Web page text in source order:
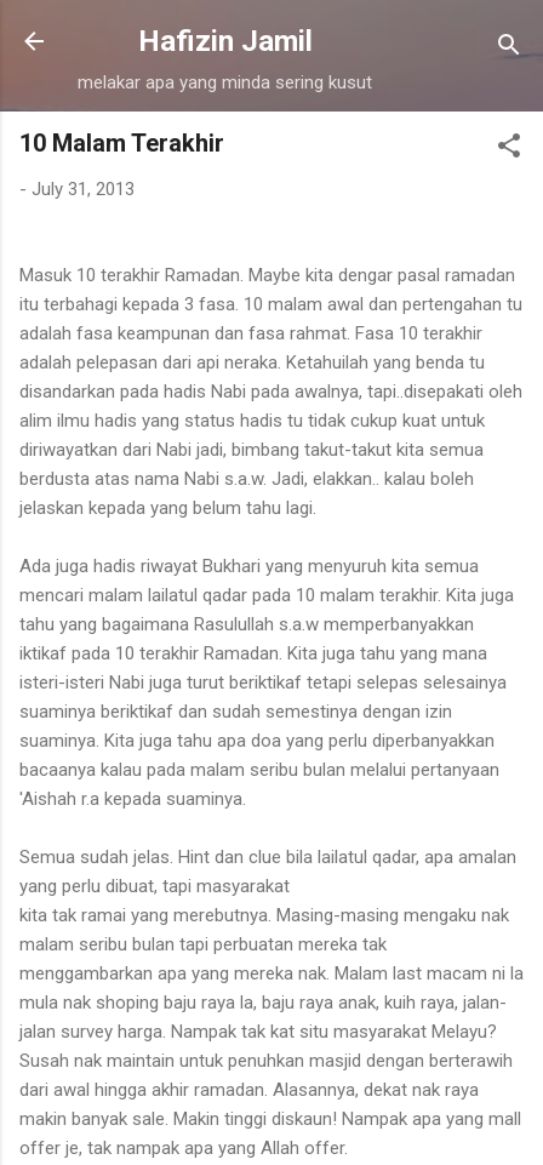
Skip to main content
Hafizin Jamil
melakar apa yang minda sering kusut
10 Malam Terakhir
- July 31, 2013
Masuk 10 terakhir Ramadan. Maybe kita dengar pasal ramadan
itu terbahagi kepada 3 fasa. 10 malam awal dan pertengahan tu
adalah fasa keampunan dan fasa rahmat. Fasa 10 terakhir
adalah pelepasan dari api neraka. Ketahuilah yang benda tu
disandarkan pada hadis Nabi pada awalnya, tapi..disepakati oleh
alim ilmu hadis yang status hadis tu tidak cukup kuat untuk
diriwayatkan dari Nabi jadi, bimbang takut-takut kita semua
berdusta atas nama Nabi s.a.w. Jadi, elakkan.. kalau boleh
jelaskan kepada yang belum tahu lagi.
Ada juga hadis riwayat Bukhari yang menyuruh kita semua
mencari malam lailatul qadar pada 10 malam terakhir. Kita juga
tahu yang bagaimana Rasulullah s.a.w memperbanyakkan
iktikaf pada 10 terakhir Ramadan. Kita juga tahu yang mana
isteri-isteri Nabi juga turut beriktikaf tetapi selepas selesainya
suaminya beriktikaf dan sudah semestinya dengan izin
suaminya. Kita juga tahu apa doa yang perlu diperbanyakkan
bacaanya kalau pada malam seribu bulan melalui pertanyaan
'Aishah r.a kepada suaminya.
Semua sudah jelas. Hint dan clue bila lailatul qadar, apa amalan
yang perlu dibuat, tapi masyarakat
kita tak ramai yang merebutnya. Masing-masing mengaku nak
malam seribu bulan tapi perbuatan mereka tak
menggambarkan apa yang mereka nak. Malam last macam ni la
mula nak shoping baju raya la, baju raya anak, kuih raya, jalan-
jalan survey harga. Nampak tak kat situ masyarakat Melayu?
Susah nak maintain untuk penuhkan masjid dengan berterawih
dari awal hingga akhir ramadan. Alasannya, dekat nak raya
makin banyak sale. Makin tinggi diskaun! Nampak apa yang mall
offer je, tak nampak apa yang Allah offer.